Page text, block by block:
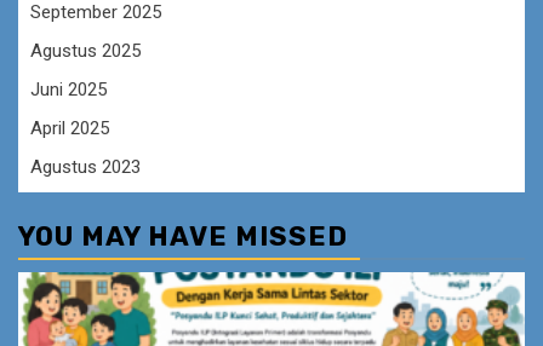
September 2025
Agustus 2025
Juni 2025
April 2025
Agustus 2023
YOU MAY HAVE MISSED